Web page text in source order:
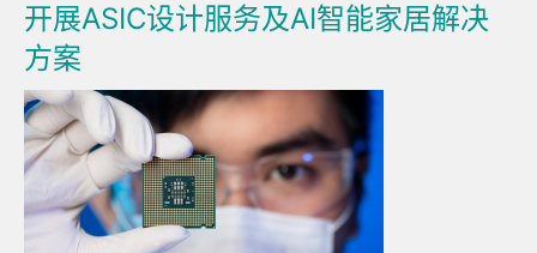
开展ASIC设计服务及AI智能家居解决
方案